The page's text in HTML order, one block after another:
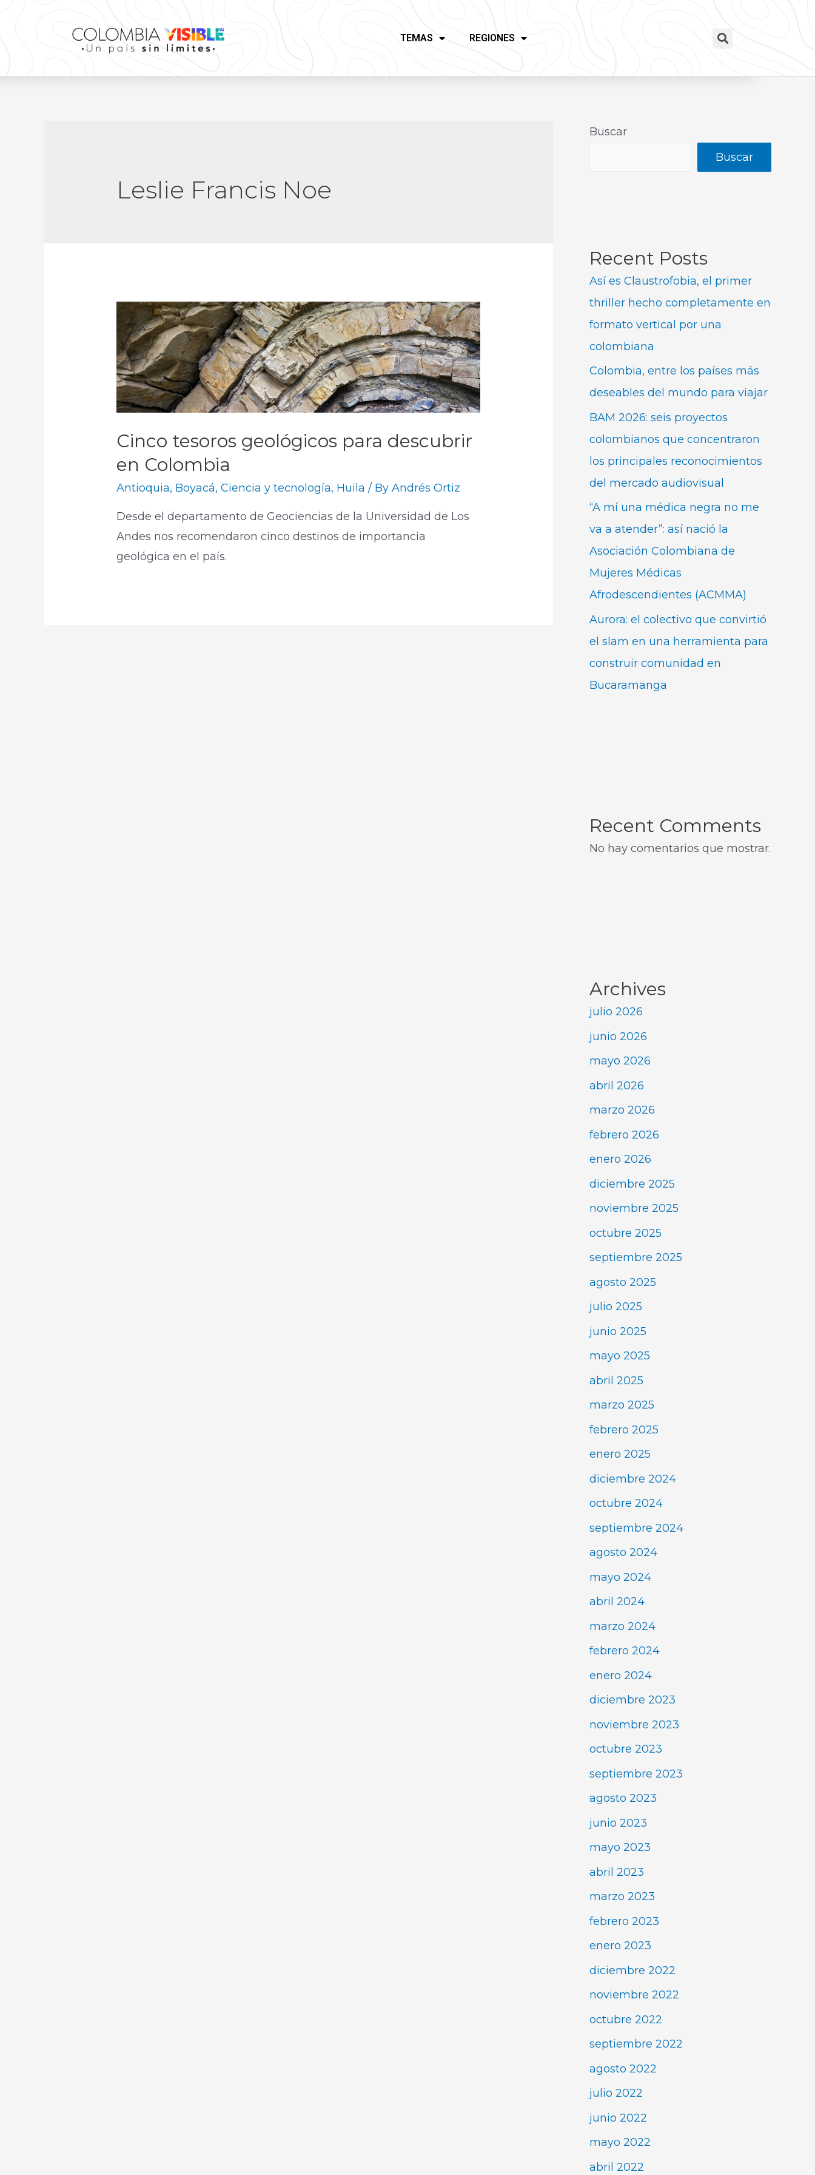
TEMAS REGIONES
Leslie Francis Noe
Cinco tesoros geológicos para descubrir
en Colombia
Antioquia, Boyacá,Ciencia y tecnología, Huila / ByAndrés Ortiz
Desde el departamento de Geociencias de la Universidad de Los
Andes nos recomendaron cinco destinos de importancia
geológica en el país. ​
Buscar
Buscar
Recent Posts
Así es Claustrofobia, el primer
thriller hecho completamente en
formato vertical por una
colombiana
Colombia, entre los países más
deseables del mundo para viajar
BAM 2026: seis proyectos
colombianos que concentraron
los principales reconocimientos
del mercado audiovisual
“A mí una médica negra no me
va a atender”: así nació la
Asociación Colombiana de
Mujeres Médicas
Afrodescendientes (ACMMA)
Aurora: el colectivo que convirtió
el slam en una herramienta para
construir comunidad en
Bucaramanga
Recent Comments
No hay comentarios que mostrar.
Archives
julio 2026
junio 2026
mayo 2026
abril 2026
marzo 2026
febrero 2026
enero 2026
diciembre 2025
noviembre 2025
octubre 2025
septiembre 2025
agosto 2025
julio 2025
junio 2025
mayo 2025
abril 2025
marzo 2025
febrero 2025
enero 2025
diciembre 2024
octubre 2024
septiembre 2024
agosto 2024
mayo 2024
abril 2024
marzo 2024
febrero 2024
enero 2024
diciembre 2023
noviembre 2023
octubre 2023
septiembre 2023
agosto 2023
junio 2023
mayo 2023
abril 2023
marzo 2023
febrero 2023
enero 2023
diciembre 2022
noviembre 2022
octubre 2022
septiembre 2022
agosto 2022
julio 2022
junio 2022
mayo 2022
abril 2022